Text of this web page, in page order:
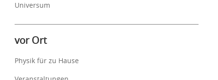
Universum
vor Ort
Physik für zu Hause